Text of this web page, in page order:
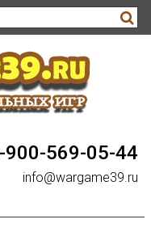
900-569-05-44
info@wargame39.ru